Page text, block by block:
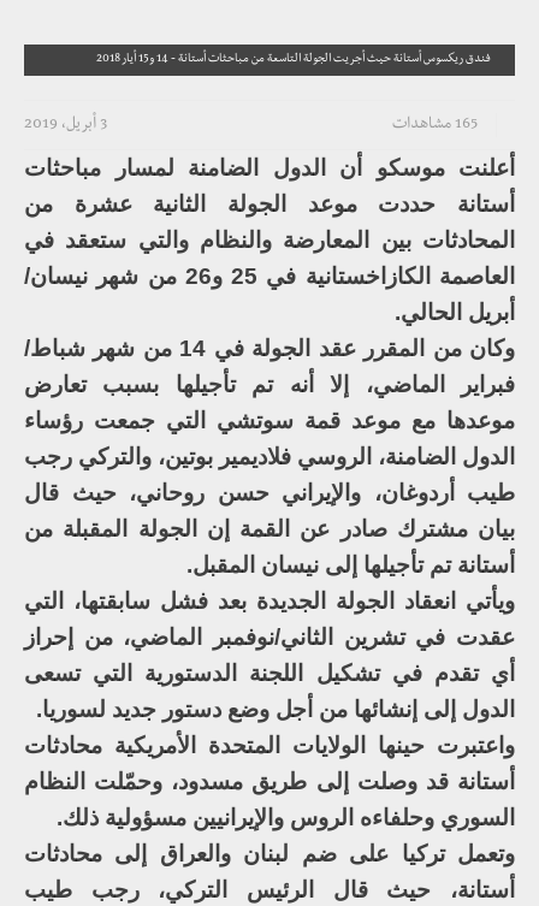
فندق ريكسوس أستانة حيث أجريت الجولة التاسعة من مباحثات أستانة - 14 و15 أيار 2018
3 أبريل، 2019 165 مشاهدات
أعلنت موسكو أن الدول الضامنة لمسار مباحثات
أستانة حددت موعد الجولة الثانية عشرة من
المحادثات بين المعارضة والنظام والتي ستعقد في
العاصمة الكازاخستانية في 25 و26 من شهر نيسان/
أبريل الحالي.
وكان من المقرر عقد الجولة في 14 من شهر شباط/
فبراير الماضي، إلا أنه تم تأجيلها بسبب تعارض
موعدها مع موعد قمة سوتشي التي جمعت رؤساء
الدول الضامنة، الروسي فلاديمير بوتين، والتركي رجب
طيب أردوغان، والإيراني حسن روحاني، حيث قال
بيان مشترك صادر عن القمة إن الجولة المقبلة من
أستانة تم تأجيلها إلى نيسان المقبل.
ويأتي انعقاد الجولة الجديدة بعد فشل سابقتها، التي
عقدت في تشرين الثاني/نوفمبر الماضي، من إحراز
أي تقدم في تشكيل اللجنة الدستورية التي تسعى
الدول إلى إنشائها من أجل وضع دستور جديد لسوريا.
واعتبرت حينها الولايات المتحدة الأمريكية محادثات
أستانة قد وصلت إلى طريق مسدود، وحمّلت النظام
السوري وحلفاءه الروس والإيرانيين مسؤولية ذلك.
وتعمل تركيا على ضم لبنان والعراق إلى محادثات
أستانة، حيث قال الرئيس التركي، رجب طيب